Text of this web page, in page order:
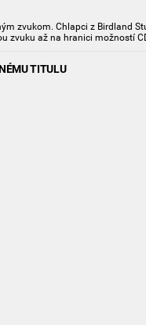
zvukom. Chlapci z Birdland
zvuku až na hranici možností
TITULU